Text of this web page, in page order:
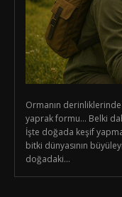
Ormanın
yaprak formu… Belki
İşte doğada keşif
bitki dünyasının
doğadaki...